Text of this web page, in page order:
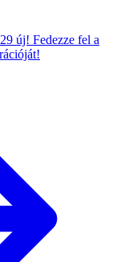
új! Fedezze fel a